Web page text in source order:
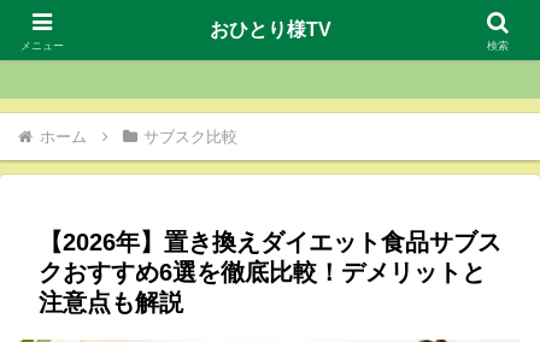
おひとり様TV
ホーム サブスク比較
【2026年】置き換えダイエット食品サブス
クおすすめ6選を徹底比較！デメリットと
注意点も解説
メニュー
おひとり様TV
検索